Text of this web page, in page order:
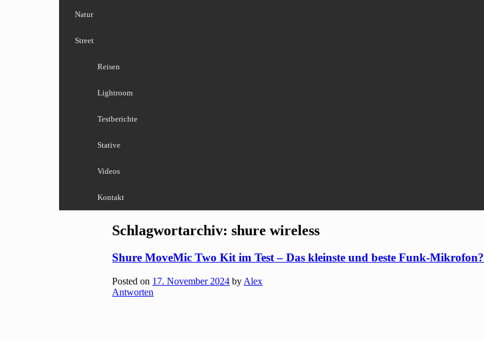
Natur
Street
Reisen
Lightroom
Testberichte
Stative
Videos
Kontakt
Schlagwortarchiv:shure wireless
Shure MoveMic Two Kit im Test – Das kleinste und beste Funk-Mikrofon?
Posted on 17. November 2024 by Alex
Antworten